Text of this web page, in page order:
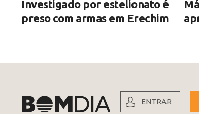
Investigado por estelionato é
preso com armas em Erechim
ENTRAR